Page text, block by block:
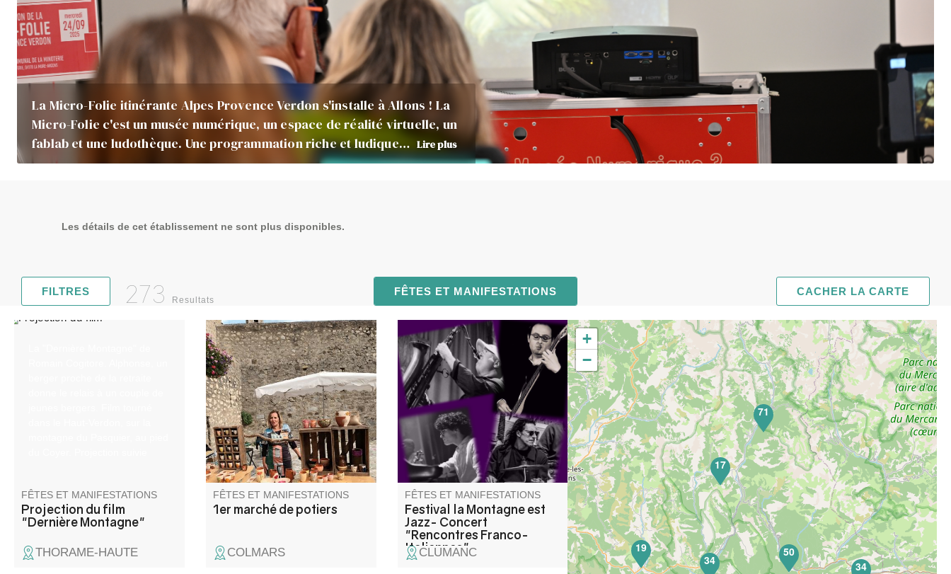
La Micro-Folie itinérante Alpes Provence Verdon s'installe à Allons ! La
Micro-Folie c'est un musée numérique, un espace de réalité virtuelle, un
fablab et une ludothèque. Une programmation riche et ludique… Lire plus
Les détails de cet établissement ne sont plus disponibles.
FILTRES 273 Resultats
FÊTES ET MANIFESTATIONS CACHER LA CARTE
FÊTES ET MANIFESTATIONS
Projection du film
"Dernière Montagne"
THORAME-HAUTE
Dans le cadre des remparts de
la cité fortifiée, des céramistes
professionnels venus de toute
la France présenteront grès,
porcelaine, raku, sculptures et
art de la table.
FÊTES ET MANIFESTATIONS
1er marché de potiers
COLMARS
Concert « Il suffit de passer le
col », une rencontre entre
musiciens italiens et français
qui n'ont pas l'habitude de
jouer ensemble. Information 06
18 07 14 29
FÊTES ET MANIFESTATIONS
Festival la Montagne est
Jazz- Concert
"Rencontres Franco-
Italiennes"
CLUMANC
19
34
50
34
17
71
+
−